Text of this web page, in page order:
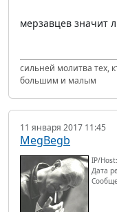
мерзавцев значит
сильней молитва тех,
большим и малым
11 января 2017 11:45
MegBegb
IP/
Дата